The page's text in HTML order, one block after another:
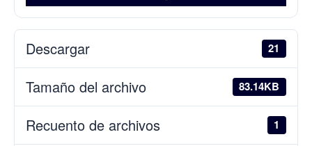
Descargar 21
Tamaño del archivo 83.14KB
Recuento de archivos 1